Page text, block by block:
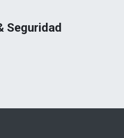
Seguridad